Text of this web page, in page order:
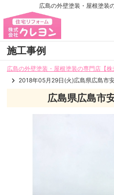
広島の外壁塗装・屋根塗装
施工事例
広島の外壁塗装・屋根塗装の専門店【株
2018年05月29日(火)広島県広島市
広島県広島市